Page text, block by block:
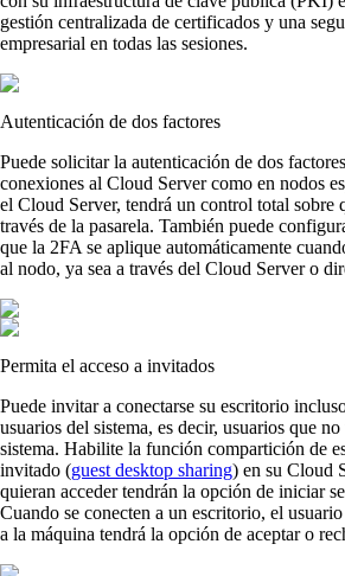
gestión centralizada de certificados y una
empresarial en todas las sesiones.
Autenticación de dos factores
Puede solicitar la autenticación de dos
conexiones al Cloud Server como en nodos
el Cloud Server, tendrá un control total sobre
través de la pasarela. También puede
que la 2FA se aplique automáticamente
al nodo, ya sea a través del Cloud Server o
Permita el acceso a invitados
Puede invitar a conectarse su escritorio
usuarios del sistema, es decir, usuarios que
sistema. Habilite la función compartición de
invitado (guest desktop sharing) en su Cloud
quieran acceder tendrán la opción de iniciar
Cuando se conecten a un escritorio, el
a la máquina tendrá la opción de aceptar o